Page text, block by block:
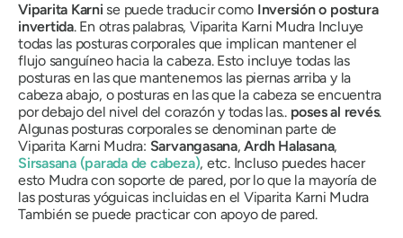
Viparita Karni se puede traducir como Inversión o postura
invertida. En otras palabras, Viparita Karni Mudra Incluye
todas las posturas corporales que implican mantener el
flujo sanguíneo hacia la cabeza. Esto incluye todas las
posturas en las que mantenemos las piernas arriba y la
cabeza abajo, o posturas en las que la cabeza se encuentra
por debajo del nivel del corazón y todas las.. poses al revés.
Algunas posturas corporales se denominan parte de
Viparita Karni Mudra: Sarvangasana, Ardh Halasana,
Sirsasana(parada de cabeza), etc. Incluso puedes hacer
esto Mudracon soporte de pared, por lo que la mayoría de
las posturas yóguicas incluidas en el Viparita Karni Mudra
También se puede practicar con apoyo de pared.